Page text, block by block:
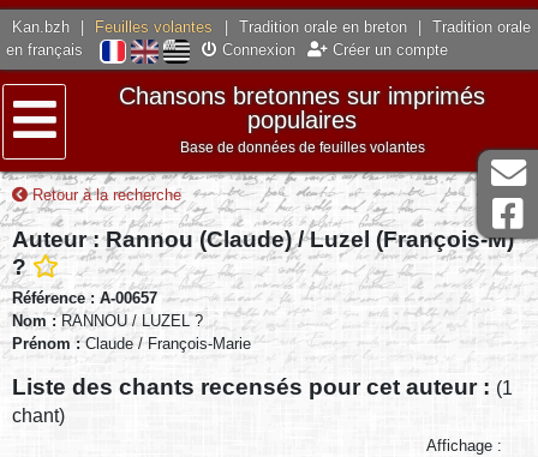
Kan.bzh Feuilles volantes Tradition orale en breton
Tradition orale
en français
Connexion Créer un compte
Menu
Chansons bretonnes sur imprimés
populaires
Base de données de feuilles volantes
Retour à la recherche
Auteur : Rannou (Claude) / Luzel (François-M)
?
Référence : A-00657
Nom :RANNOU / LUZEL ?
Prénom :Claude / François-Marie
Liste des chants recensés pour cet auteur : (1
chant)
Affichage :